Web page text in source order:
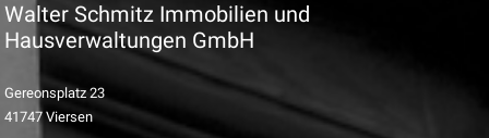
Walter Schmitz Immobilien und
Hausverwaltungen GmbH
Gereonsplatz 23
41747 Viersen